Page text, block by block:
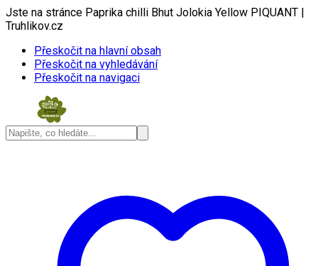
Jste na stránce Paprika chilli Bhut Jolokia Yellow PIQUANT |
Truhlikov.cz
Přeskočit na hlavní obsah
Přeskočit na vyhledávání
Přeskočit na navigaci